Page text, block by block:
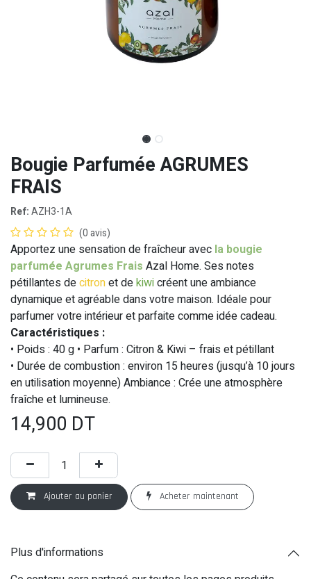
Bougie Parfumée AGRUMES
FRAIS
Ref:AZH3-1A
(0 avis)
Apportez une sensation de fraîcheur avec la bougie
parfumée Agrumes Frais Azal Home. Ses notes
pétillantes decitronet dekiwicréent une ambiance
dynamique et agréable dans votre maison. Idéale pour
parfumer votre intérieur et parfaite comme idée cadeau.
Caractéristiques :
• Poids : 40 g • Parfum : Citron & Kiwi – frais et pétillant
• Durée de combustion : environ 15 heures (jusqu’à 10 jours
en utilisation moyenne) Ambiance : Crée une atmosphère
fraîche et lumineuse.
14,900 DT
Ajouter au panier Acheter maintenant
Plus d'informations